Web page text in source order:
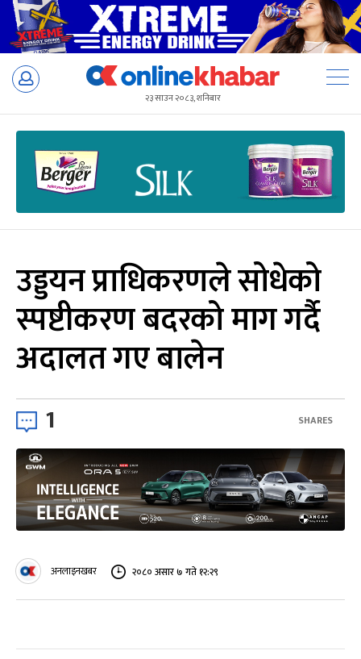
Skip
२३ साउन २०८३, शनिबार
उड्डयन प्राधिकरणले सोधेको
स्पष्टीकरण बदरको माग गर्दै
अदालत गए बालेन
1 SHARES
अनलाइनखबर २०८० असार ७ गते १२:२९